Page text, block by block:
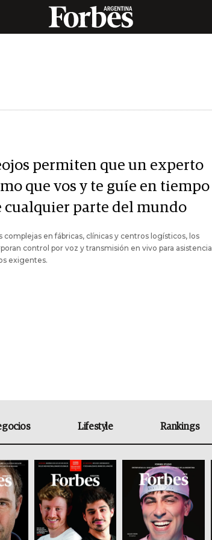
permiten que un experto
que vos y te guíe en tiempo
cualquier parte del mundo
complejas en fábricas, clínicas y centros logísticos, los
control por voz y transmisión en vivo para asistencia
exigentes.
Lifestyle Rankings